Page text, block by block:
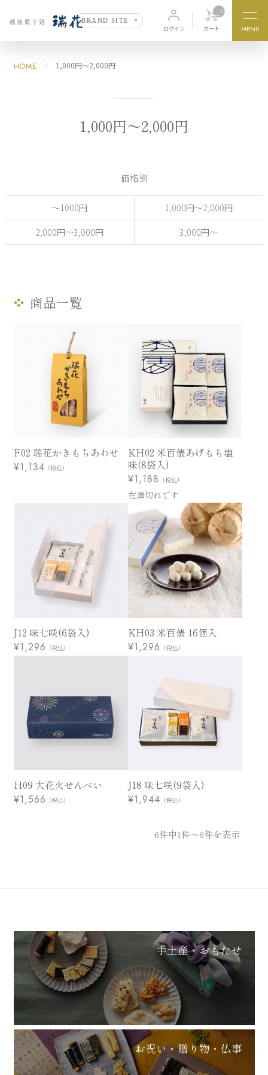
BRAND SITE
ログイン カート
__ITM_CNT__
MENU
価格から探す
〜1000円
瑞花の栞
zuikanoshiori
季の香
kinoka
hanahyakka
季節限定
seasonal
こがね餅
koganemochi
全ての商品一覧はこちら
手土産・おもたせ
お祝い・贈り物・仏事
普段使い・ご自宅用
瑞花とは ご利用ガイド
カタログ請求
HOME 1,000円〜2,000円
1,000円〜2,000円
価格別
〜1000円 1,000円〜2,000円
2,000円〜3,000円 3,000円〜
商品一覧
F02 瑞花かきもちあわせ
¥1,134 (税込)
KH02 米百俵あげもち塩
味(8袋入)
¥1,188 (税込)
在庫切れです
J12 味七咲(6袋入)
¥1,296 (税込)
KH03 米百俵 16個入
¥1,296 (税込)
H09 大花火せんべい
¥1,566 (税込)
J18 味七咲(9袋入)
¥1,944 (税込)
6件中1件～6件を表示
手土産・おもたせ
お祝い・贈り物・仏事